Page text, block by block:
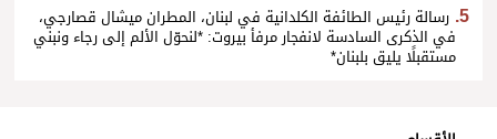
رسالة رئيس الطائفة الكلدانية في لبنان، المطران ميشال قصارجي،
في الذكرى السادسة لانفجار مرفأ بيروت: *لنحوّل الألم إلى رجاء ونبني
مستقبلًا يليق بلبنان*